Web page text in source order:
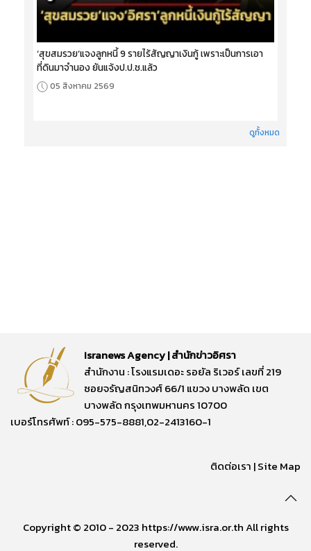
‘สุขสมรวย’แจงลูกหนี้ 9 รายไร้สัญญาเงินกู้ เพราะเป็นการเอา
ที่ดินมาจำนอง ยันแจ้งป.ป.ช.แล้ว
05 สิงหาคม 2569
ดูทั้งหมด
Isranews Agency | สำนักข่าวอิศรา
สำนักงาน : โรงแรมเดอะ รอยัล ริเวอร์ เลขที่ 219
ซอยจรัญสนิทวงศ์ 66/1 แขวง บางพลัด เขต
บางพลัด กรุงเทพมหานคร 10700
เบอร์โทรศัพท์ : 095-575-8881,02-2413160-1
ติดต่อเรา |Site Map
Copyright © 2010 - 2023 https://www.isra.or.th All rights
reserved.